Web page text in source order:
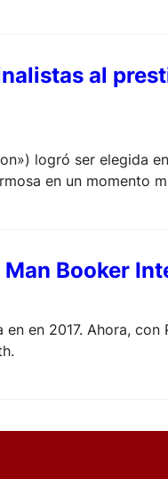
al
logró ser elegida
en un momento
Booker
en 2017. Ahora,